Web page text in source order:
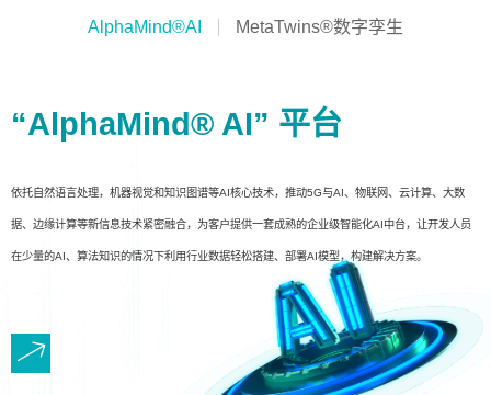
AlphaMind®AI MetaTwins®数字孪生
“AlphaMind® AI” 平台
依托自然语言处理，机器视觉和知识图谱等AI核心技术，推动5G与AI、物联网、云计算、大数
据、边缘计算等新信息技术紧密融合，为客户提供一套成熟的企业级智能化AI中台，让开发人员
在少量的AI、算法知识的情况下利用行业数据轻松搭建、部署AI模型，构建解决方案。